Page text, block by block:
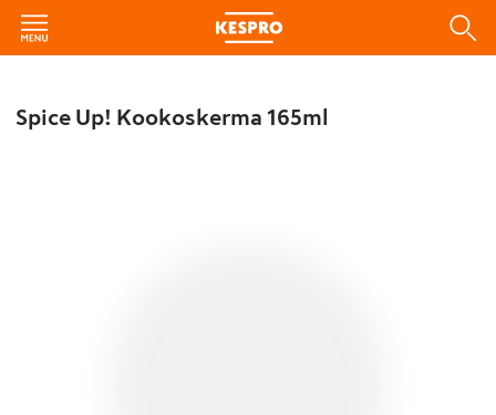
Spice Up! Kookoskerma 165ml